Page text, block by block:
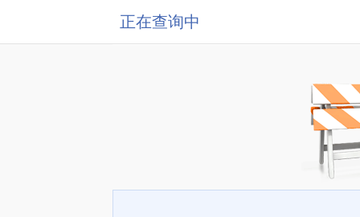
正在查询中